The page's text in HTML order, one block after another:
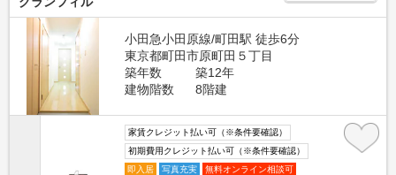
小田急小田原線/町田駅 徒歩6分
東京都町田市原町田５丁目
築年数
築12年
建物階数
8階建
家賃クレジット払い可（※条件要確認）
初期費用クレジット払い可（※条件要確認）
即入居
写真充実
無料オンライン相談可